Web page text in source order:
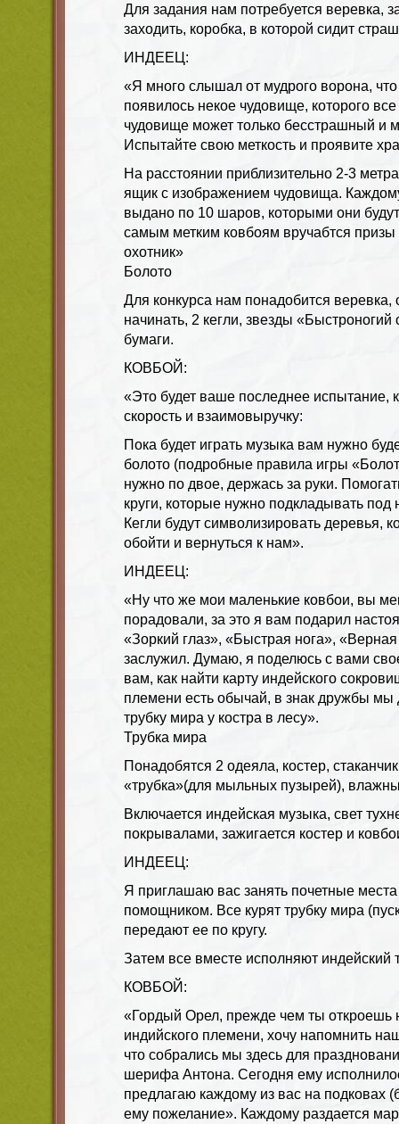
Для задания нам потребуется веревка,
заходить, коробка, в которой сидит
ИНДЕЕЦ:
«Я много слышал от мудрого ворона,
появилось некое чудовище, которого
чудовище может только бесстрашный и
Испытайте свою меткость и проявите
На расстоянии приблизительно 2-3
ящик с изображением чудовища.
выдано по 10 шаров, которыми они
самым метким ковбоям вручабтся призы
охотник»
Болото
Для конкурса нам понадобится веревка,
начинать, 2 кегли, звезды «Быстроногий
бумаги.
КОВБОЙ:
«Это будет ваше последнее испытание,
скорость и взаимовыручку:
Пока будет играть музыка вам нужно
болото (подробные правила игры
нужно по двое, держась за руки.
круги, которые нужно подкладывать под
Кегли будут символизировать деревья,
обойти и вернуться к нам».
ИНДЕЕЦ:
«Ну что же мои маленькие ковбои, вы
порадовали, за это я вам подарил
«Зоркий глаз», «Быстрая нога», «Верная
заслужил. Думаю, я поделюсь с вами
вам, как найти карту индейского
племени есть обычай, в знак дружбы
трубку мира у костра в лесу».
Трубка мира
Понадобятся 2 одеяла, костер,
«трубка»(для мыльных пузырей),
Включается индейская музыка, свет
покрывалами, зажигается костер и
ИНДЕЕЦ:
Я приглашаю вас занять почетные
помощником. Все курят трубку мира
передают ее по кругу.
Затем все вместе исполняют индейский
КОВБОЙ:
«Гордый Орел, прежде чем ты откроешь
индийского племени, хочу напомнить
что собрались мы здесь для
шерифа Антона. Сегодня ему
предлагаю каждому из вас на подковах
ему пожелание». Каждому раздается